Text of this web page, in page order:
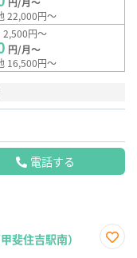
22,000円～
2,500円～
円/月～
16,500円～
電話する
斐住吉駅南）